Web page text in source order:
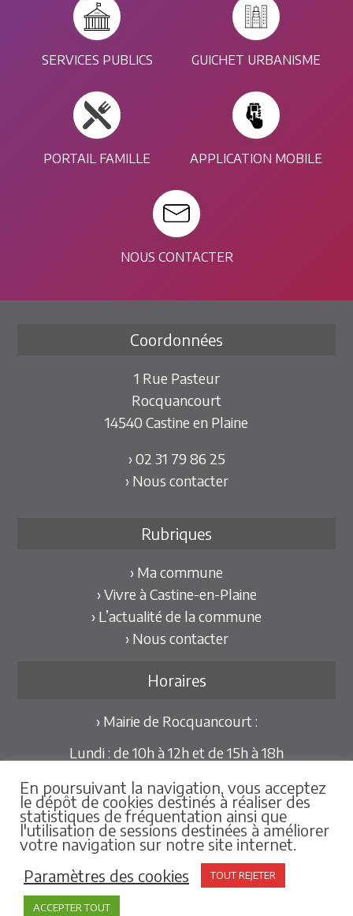
SERVICES PUBLICS GUICHET URBANISME
PORTAIL FAMILLE APPLICATION MOBILE
NOUS CONTACTER
Coordonnées
1 Rue Pasteur
Rocquancourt
14540 Castine en Plaine
› 02 31 79 86 25
› Nous contacter
Rubriques
› Ma commune
› Vivre à Castine-en-Plaine
› L’actualité de la commune
› Nous contacter
Horaires
› Mairie de Rocquancourt :
Lundi : de 10h à 12h et de 15h à 18h
Mercredi et Vendredi : de 09h30 à 12h
Pour les mairies déléguées de Hubert-Folie et
Tilly-la-Campagne :
sur rdv au 02.31.79.86.25
Mentions Légales
En poursuivant la navigation, vous acceptez
le dépôt de cookies destinés à réaliser des
statistiques de fréquentation ainsi que
l'utilisation de sessions destinées à améliorer
votre navigation sur notre site internet.
Paramètres des cookies
TOUT REJETER
ACCEPTER TOUT